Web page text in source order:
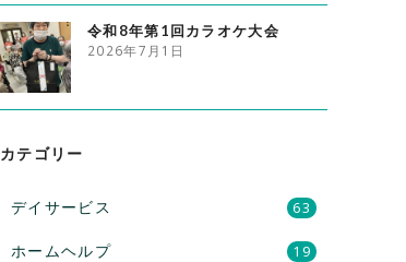
令和8年第1回カラオケ大会
2026年7月1日
カテゴリー
デイサービス 63
ホームヘルプ 19